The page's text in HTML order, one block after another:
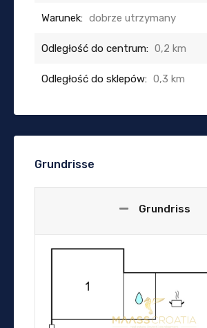
Warunek: dobrze utrzymany
Odległość do centrum: 0,2 km
Odległość do sklepów: 0,3 km
Grundrisse
Grundriss